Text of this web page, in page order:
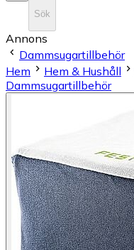
Sök
Annons
Dammsugartillbehör
Hem
Hem & Hushåll
Dammsugartillbehör